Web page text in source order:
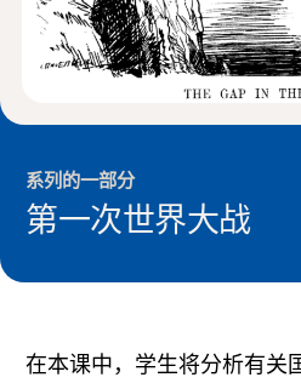
系列的一部分
第一次世界大战
在本课中，学生将分析有关